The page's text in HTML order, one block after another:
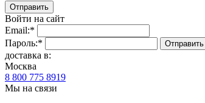
Войти на сайт
Email:*
Пароль:*
доставка в:
Москва
8 800 775 8919
Мы на связи